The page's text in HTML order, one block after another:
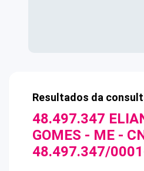
Resultados da
48.497.347
GOMES - ME -
48.497.347/